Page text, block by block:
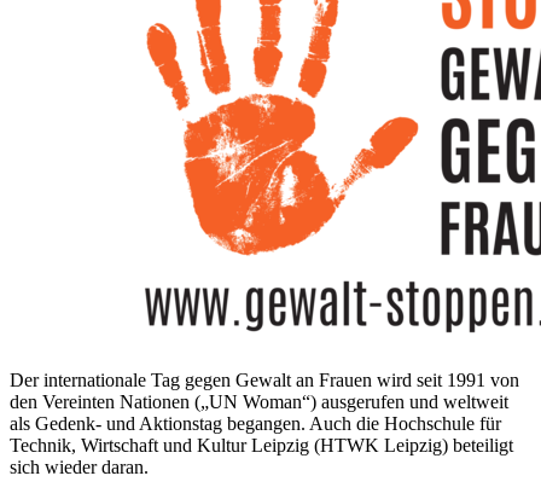
Der internationale Tag gegen Gewalt an Frauen wird seit 1991 von
den Vereinten Nationen („UN Woman“) ausgerufen und weltweit
als Gedenk- und Aktionstag begangen. Auch die Hochschule für
Technik, Wirtschaft und Kultur Leipzig (HTWK Leipzig) beteiligt
sich wieder daran.